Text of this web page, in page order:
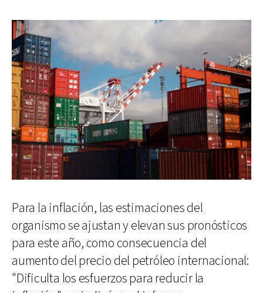
Para la inflación, las estimaciones del
organismo se ajustan y elevan sus pronósticos
para este año, como consecuencia del
aumento del precio del petróleo internacional:
"Dificulta los esfuerzos para reducir la